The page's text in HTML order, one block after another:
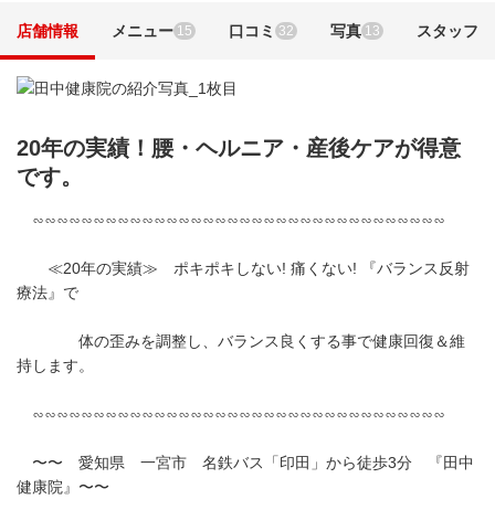
店舗情報 メニュー 15 口コミ 32 写真 13 スタッフ
20年の実績！腰・ヘルニア・産後ケアが得意
です。
∽∽∽∽∽∽∽∽∽∽∽∽∽∽∽∽∽∽∽∽∽∽∽∽∽∽∽∽∽∽∽∽∽∽
≪20年の実績≫ ポキポキしない! 痛くない! 『バランス反射
療法』で
体の歪みを調整し、バランス良くする事で健康回復＆維
持します。
∽∽∽∽∽∽∽∽∽∽∽∽∽∽∽∽∽∽∽∽∽∽∽∽∽∽∽∽∽∽∽∽∽∽
〜〜 愛知県 一宮市 名鉄バス「印田」から徒歩3分 『田中
健康院』〜〜